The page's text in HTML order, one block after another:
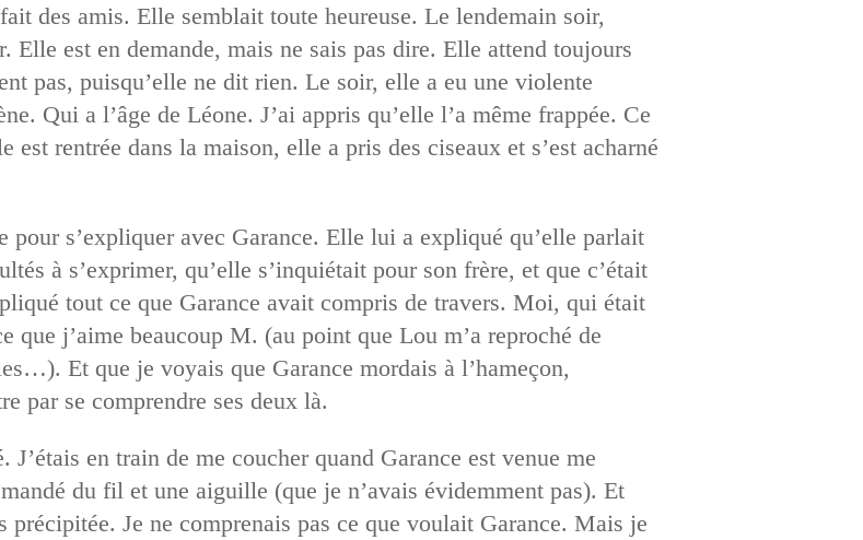
des amis. Elle semblait toute heureuse. Le lendemain soir,
Elle est en demande, mais ne sais pas dire. Elle attend toujours
pas, puisqu’elle ne dit rien. Le soir, elle a eu une violente
Qui a l’âge de Léone. J’ai appris qu’elle l’a même frappée. Ce
rentrée dans la maison, elle a pris des ciseaux et s’est acharné
pour s’expliquer avec Garance. Elle lui a expliqué qu’elle parlait
à s’exprimer, qu’elle s’inquiétait pour son frère, et que c’était
tout ce que Garance avait compris de travers. Moi, qui était
que j’aime beaucoup M. (au point que Lou m’a reproché de
Et que je voyais que Garance mordais à l’hameçon,
par se comprendre ses deux là.
en train de me coucher quand Garance est venue me
du fil et une aiguille (que je n’avais évidemment pas). Et
Je ne comprenais pas ce que voulait Garance. Mais je